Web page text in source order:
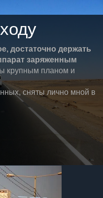
достаточно держать
заряженным
крупным планом и
сняты лично мной в